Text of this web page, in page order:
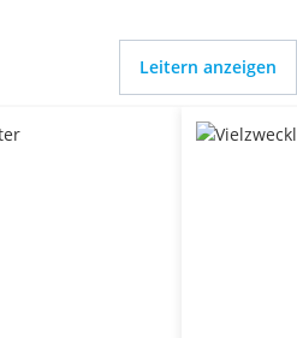
Leitern anzeigen